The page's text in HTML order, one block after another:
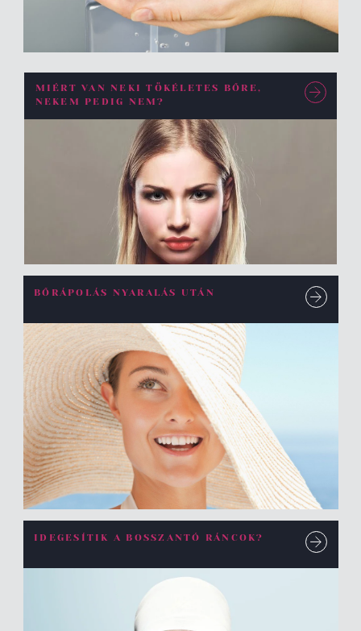
MIÉRT VAN NEKI TÖKÉLETES BŐRE,
NEKEM PEDIG NEM?
BŐRÁPOLÁS NYARALÁS UTÁN
IDEGESÍTIK A BOSSZANTÓ RÁNCOK?